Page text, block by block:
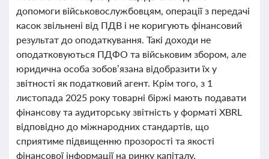
допомоги військовослужбовцям, операції з передачі
касок звільнені від ПДВ і не коригують фінансовий
результат до оподаткування. Такі доходи не
оподатковуються ПДФО та військовим збором, але
юридична особа зобов’язана відобразити їх у
звітності як податковий агент. Крім того, з 1
листопада 2025 року товарні біржі мають подавати
фінансову та аудиторську звітність у форматі XBRL
відповідно до міжнародних стандартів, що
сприятиме підвищенню прозорості та якості
фінансової інформації на ринку капіталу.